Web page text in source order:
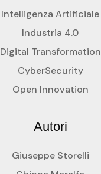
Intelligenza Artificiale
Industria 4.0
Digital Transformation
CyberSecurity
Open Innovation
Autori
Giuseppe Storelli